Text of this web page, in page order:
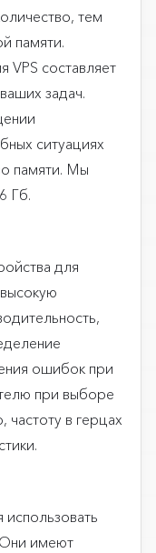
тем
памяти.
VPS составляет
задач.
ситуациях
памяти. Мы
Гб.
для
ошибок при
при выборе
частоту в герцах
использовать
Они имеют